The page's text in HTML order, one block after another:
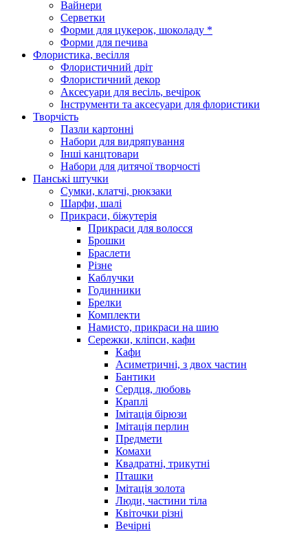
Вайнери
Серветки
Форми для цукерок, шоколаду *
Форми для печива
Флористика, весілля
Флористичний дріт
Флористичний декор
Аксесуари для весіль, вечірок
Інструменти та аксесуари для флористики
Творчість
Пазли картонні
Набори для видряпування
Інші канцтовари
Набори для дитячої творчості
Панські штучки
Сумки, клатчі, рюкзаки
Шарфи, шалі
Прикраси, біжутерія
Прикраси для волосся
Брошки
Браслети
Різне
Каблучки
Годинники
Брелки
Комплекти
Намисто, прикраси на шию
Сережки, кліпси, кафи
Кафи
Асиметричні, з двох частин
Бантики
Сердця, любовь
Краплі
Імітація бірюзи
Імітація перлин
Предмети
Комахи
Квадратні, трикутні
Пташки
Імітація золота
Люди, частини тіла
Квіточки різні
Вечірні